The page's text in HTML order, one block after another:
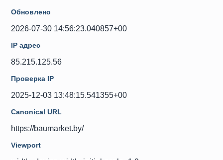
Обновлено
2026-07-30 14:56:23.040857+00
IP адрес
85.215.125.56
Проверка IP
2025-12-03 13:48:15.541355+00
Canonical URL
https://baumarket.by/
Viewport